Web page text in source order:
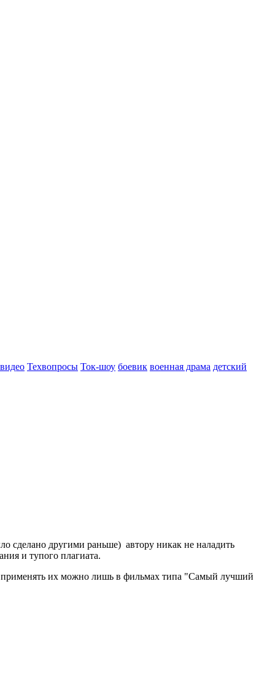
Техвопросы Ток-шоу боевик военная драма детский
сделано другими раньше) автору никак не наладить
и тупого плагиата.
применять их можно лишь в фильмах типа "Самый лучший